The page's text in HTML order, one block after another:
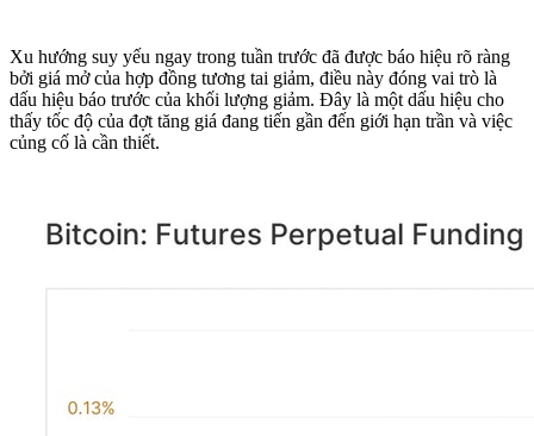
Xu hướng suy yếu ngay trong tuần trước đã được báo hiệu rõ ràng
bởi giá mở của hợp đồng tương tai giảm, điều này đóng vai trò là
dấu hiệu báo trước của khối lượng giảm. Đây là một dấu hiệu cho
thấy tốc độ của đợt tăng giá đang tiến gần đến giới hạn trần và việc
củng cố là cần thiết.